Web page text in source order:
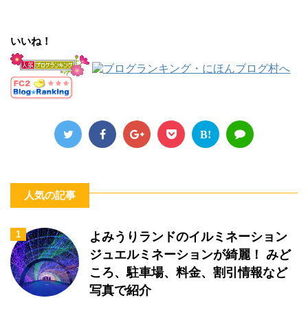
いいね！
B!
人気の記事
1
よみうりランドのイルミネーション
ジュエルミネーションが綺麗！ みど
ころ、駐車場、料金、割引情報など
写真で紹介